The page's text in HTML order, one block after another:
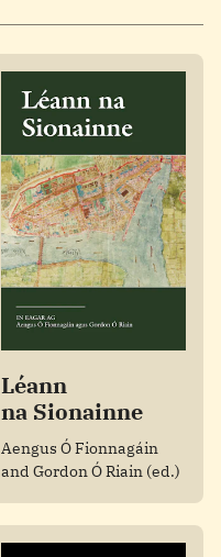
Léann
na Sionainne
Aengus Ó Fionnagáin
and Gordon Ó Riain (ed.)